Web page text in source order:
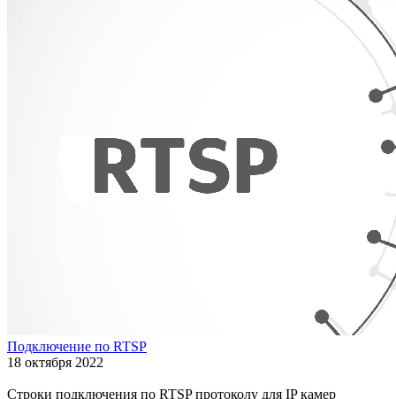
Подключение по RTSP
18 октября 2022
Строки подключения по RTSP протоколу для IP камер